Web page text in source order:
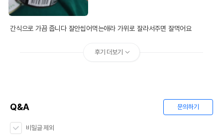
간식으로 가끔 줍니다 잘안씹어먹는애라 가위로 잘라서주면 잘먹어요
후기 더보기
Q&A 문의하기
비밀글 제외